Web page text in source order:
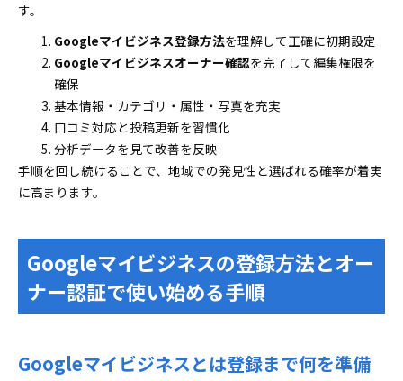
す。
Googleマイビジネス登録方法を理解して正確に初期設定
Googleマイビジネスオーナー確認を完了して編集権限を
確保
基本情報・カテゴリ・属性・写真を充実
口コミ対応と投稿更新を習慣化
分析データを見て改善を反映
手順を回し続けることで、地域での発見性と選ばれる確率が着実
に高まります。
Googleマイビジネスの登録方法とオー
ナー認証で使い始める手順
Googleマイビジネスとは登録まで何を準備